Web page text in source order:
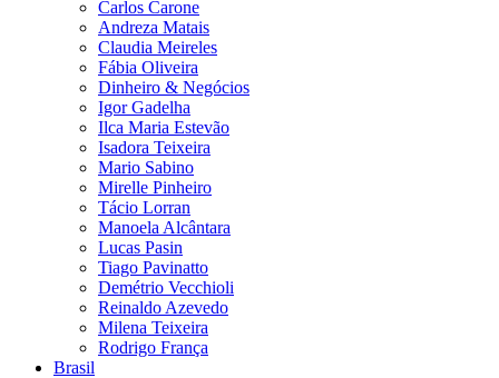
Carlos Carone
Andreza Matais
Claudia Meireles
Fábia Oliveira
Dinheiro & Negócios
Igor Gadelha
Ilca Maria Estevão
Isadora Teixeira
Mario Sabino
Mirelle Pinheiro
Tácio Lorran
Manoela Alcântara
Lucas Pasin
Tiago Pavinatto
Demétrio Vecchioli
Reinaldo Azevedo
Milena Teixeira
Rodrigo França
Brasil